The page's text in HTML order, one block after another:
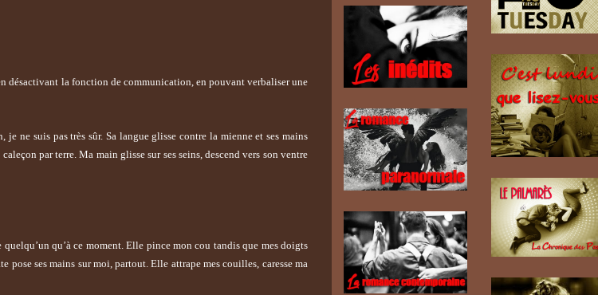
désactivant la fonction de communication, en pouvant verbaliser une
ne suis pas très sûr. Sa langue glisse contre la mienne et ses mains
par terre. Ma main glisse sur ses seins, descend vers son ventre
quelqu’un qu’à ce moment. Elle pince mon cou tandis que mes doigts
pose ses mains sur moi, partout. Elle attrape mes couilles, caresse ma